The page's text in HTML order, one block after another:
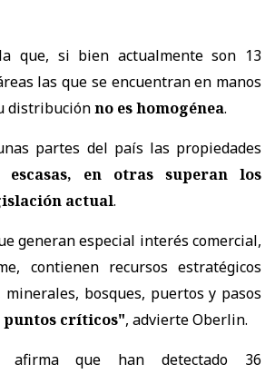
que, si bien actualmente son 13
las que se encuentran en manos
distribuciónno es homogénea.
partes del país las propiedades
escasas, en otras superan los
actual.
generan especial interés comercial,
contienen recursos estratégicos
minerales, bosques, puertos y pasos
puntos críticos", advierte Oberlin.
afirma que han detectado 36